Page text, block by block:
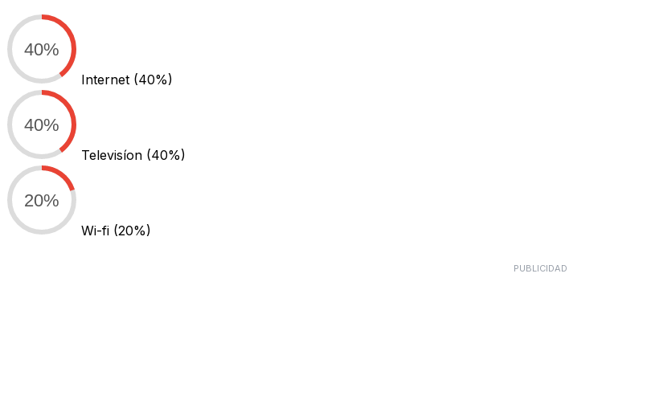
40%
Internet (40%)
40%
Televisíon (40%)
20%
Wi-fi (20%)
PUBLICIDAD